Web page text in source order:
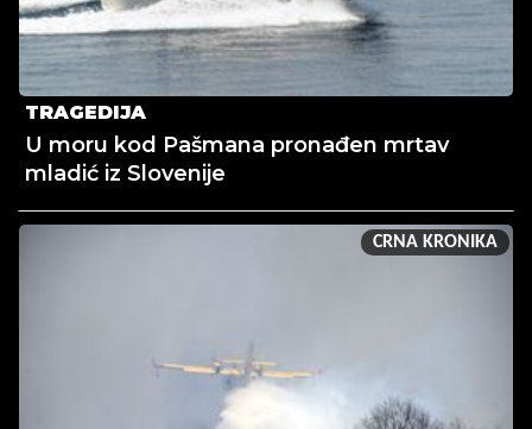
TRAGEDIJA
U moru kod Pašmana pronađen mrtav
mladić iz Slovenije
CRNA KRONIKA